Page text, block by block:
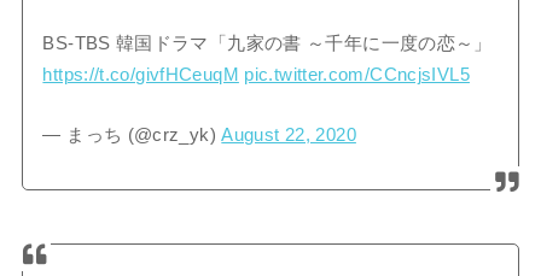
BS-TBS 韓国ドラマ「九家の書 ～千年に一度の恋～」
https://t.co/givfHCeuqM pic.twitter.com/CCncjsIVL5
— まっち (@crz_yk)August 22, 2020